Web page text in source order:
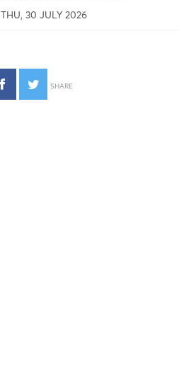
THU, 30 JULY 2026
SHARE